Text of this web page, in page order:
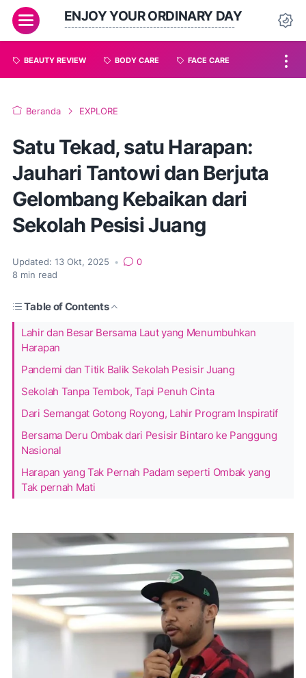
ENJOY YOUR ORDINARY DAY
--------------------------------------------------
BEAUTY REVIEW BODY CARE FACE CARE
Beranda EXPLORE
Satu Tekad, satu Harapan:
Jauhari Tantowi dan Berjuta
Gelombang Kebaikan dari
Sekolah Pesisi Juang
Updated: 13 Okt, 2025 •
0
8 min read
Table of Contents
Lahir dan Besar Bersama Laut yang Menumbuhkan
Harapan
Pandemi dan Titik Balik Sekolah Pesisir Juang
Sekolah Tanpa Tembok, Tapi Penuh Cinta
Dari Semangat Gotong Royong, Lahir Program Inspiratif
Bersama Deru Ombak dari Pesisir Bintaro ke Panggung
Nasional
Harapan yang Tak Pernah Padam seperti Ombak yang
Tak pernah Mati